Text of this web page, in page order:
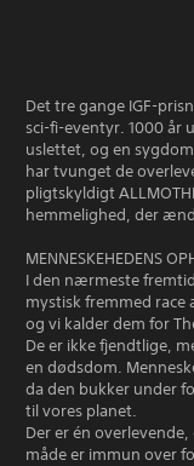
Det tre gange IGF-
sci-fi-eventyr. 1000 år
uslettet, og en
har tvunget de
pligtskyldigt
hemmelighed, der
MENNESKEHEDENS
I den nærmeste
mystisk fremmed race
og vi kalder dem for
De er ikke fjendtlige,
en dødsdom.
da den bukker under
til vores planet.
Der er én
måde er immun over